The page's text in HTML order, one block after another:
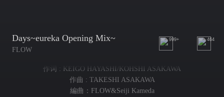
Days~eureka Opening Mix~
FLOW
999+ 464
作词 : KEIGO HAYASHI/KOHSHI ASAKAWA
作曲 : TAKESHI ASAKAWA
編曲：FLOW&Seiji Kameda